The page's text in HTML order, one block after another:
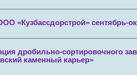
«Кузбассдорстрой» сентябрь-
дробильно-сортировочного
каменный карьер»